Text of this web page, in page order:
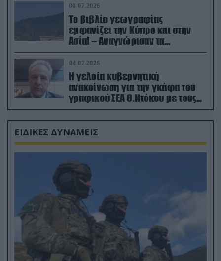
08.07.2026
Το βιβλίο γεωγραφίας
εμφανίζει την Κύπρο και στην
Ασία! – Αναγνώρισαν τα
κατεχόμενα; (φωτο)
04.07.2026
Η γελοία κυβερνητική
ανακοίνωση για την γκάφα του
γραφικού ΣΕΑ Θ.Ντόκου με τους
Ρώσους φαρσέρ
ΕΙΔΙΚΕΣ ΔΥΝΑΜΕΙΣ